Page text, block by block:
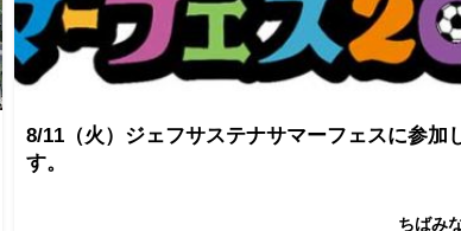
8/11（火）ジェフサステナサマーフェスに参加
す。
ちばみ